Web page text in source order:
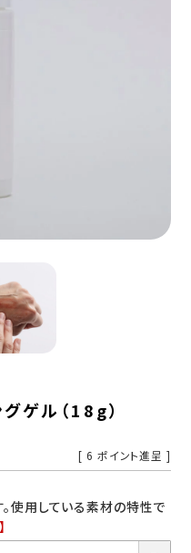
ゲル（18g）
[ 6 ポイント進呈 ]
使用している素材の特性で